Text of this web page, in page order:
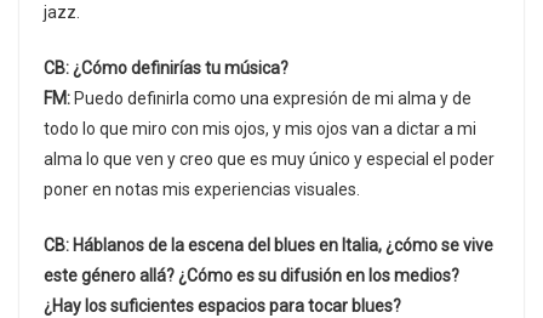
jazz.
CB: ¿Cómo definirías tu música?
FM: Puedo definirla como una expresión de mi alma y de
todo lo que miro con mis ojos, y mis ojos van a dictar a mi
alma lo que ven y creo que es muy único y especial el poder
poner en notas mis experiencias visuales.
CB: Háblanos de la escena del blues en Italia, ¿cómo se vive
este género allá? ¿Cómo es su difusión en los medios?
¿Hay los suficientes espacios para tocar blues?